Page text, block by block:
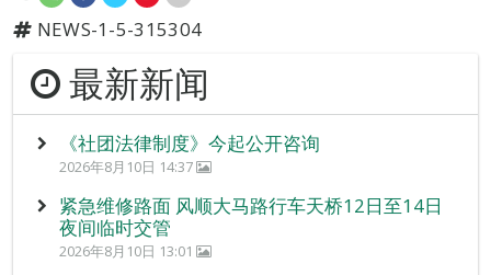
NEWS-1-5-315304
最新新闻
《社团法律制度》今起公开咨询
2026年8月10日 14:37
紧急维修路面 风顺大马路行车天桥12日至14日
夜间临时交管
2026年8月10日 13:01